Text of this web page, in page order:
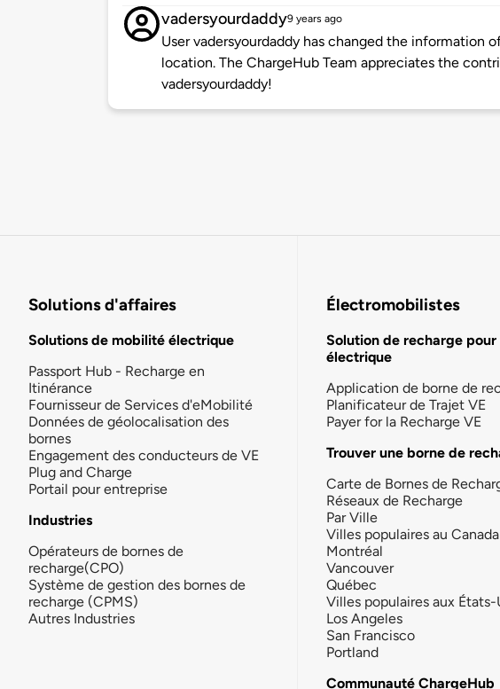
vadersyourdaddy9 years ago
User vadersyourdaddy has changed the information
location. The ChargeHub Team appreciates the
vadersyourdaddy!
Solutions d'affaires
Solutions de mobilité électrique
Passport Hub - Recharge en
Itinérance
Fournisseur de Services d'eMobilité
Données de géolocalisation des
bornes
Engagement des conducteurs de VE
Plug and Charge
Portail pour entreprise
Industries
Opérateurs de bornes de
recharge(CPO)
Système de gestion des bornes de
recharge (CPMS)
Autres Industries
Électromobilistes
Solution de recharge
électrique
Application de borne de
Planificateur de Trajet VE
Payer for la Recharge VE
Trouver une borne de
Carte de Bornes de
Réseaux de Recharge
Par Ville
Villes populaires au Canada
Montréal
Vancouver
Québec
Villes populaires aux États-
Los Angeles
San Francisco
Portland
Communauté ChargeHub